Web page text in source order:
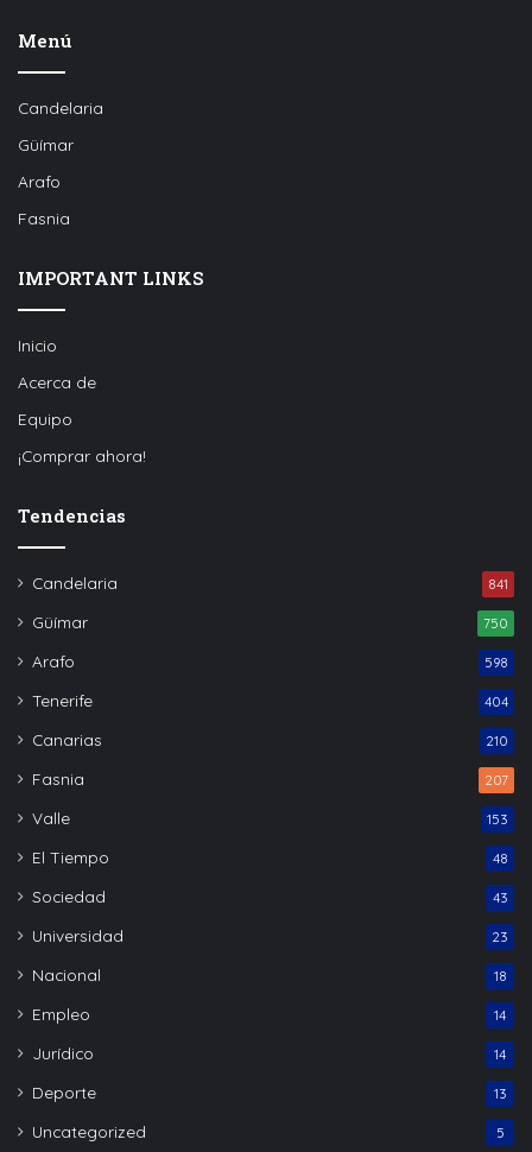
Menú
Candelaria
Güímar
Arafo
Fasnia
IMPORTANT LINKS
Inicio
Acerca de
Equipo
¡Comprar ahora!
Tendencias
Candelaria 841
Güímar 750
Arafo 598
Tenerife 404
Canarias 210
Fasnia 207
Valle 153
El Tiempo 48
Sociedad 43
Universidad 23
Nacional 18
Empleo 14
Jurídico 14
Deporte 13
Uncategorized 5